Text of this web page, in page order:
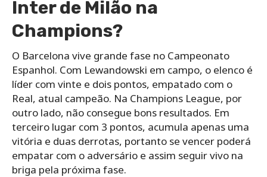
Inter de Milão na
Champions?
O Barcelona vive grande fase no Campeonato
Espanhol. Com Lewandowski em campo, o elenco é
líder com vinte e dois pontos, empatado com o
Real, atual campeão. Na Champions League, por
outro lado, não consegue bons resultados. Em
terceiro lugar com 3 pontos, acumula apenas uma
vitória e duas derrotas, portanto se vencer poderá
empatar com o adversário e assim seguir vivo na
briga pela próxima fase.